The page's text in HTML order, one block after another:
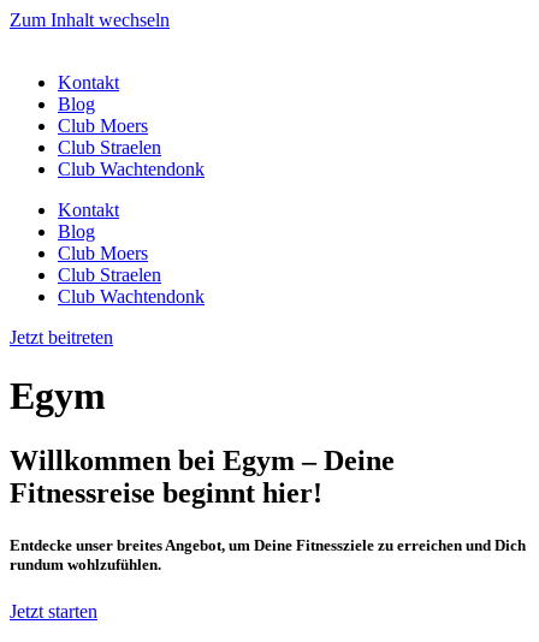
Zum Inhalt wechseln
Kontakt
Blog
Club Moers
Club Straelen
Club Wachtendonk
Kontakt
Blog
Club Moers
Club Straelen
Club Wachtendonk
Jetzt beitreten
Egym
Willkommen bei Egym – Deine
Fitnessreise beginnt hier!
Entdecke unser breites Angebot, um Deine Fitnessziele zu erreichen und Dich
rundum wohlzufühlen.
Jetzt starten